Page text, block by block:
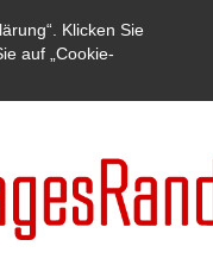
Klicken Sie
auf „Cookie-